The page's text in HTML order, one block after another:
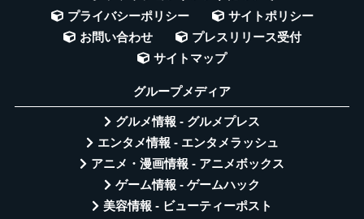
プライバシーポリシー
サイトポリシー
お問い合わせ
プレスリリース受付
サイトマップ
グループメディア
グルメ情報 - グルメプレス
エンタメ情報 - エンタメラッシュ
アニメ・漫画情報 - アニメボックス
ゲーム情報 - ゲームハック
美容情報 - ビューティーポスト